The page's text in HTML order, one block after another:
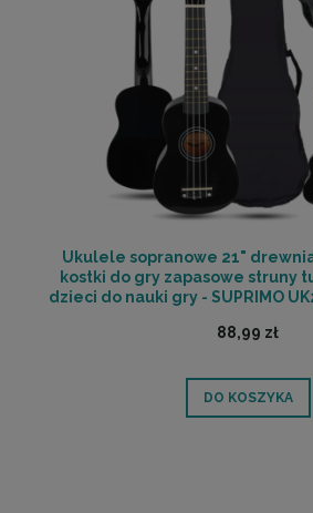
Ukulele sopranowe 21"
kostki do gry zapasowe struny
dzieci do nauki gry - SUPRIMO
88,99 zł
DO KOSZYKA